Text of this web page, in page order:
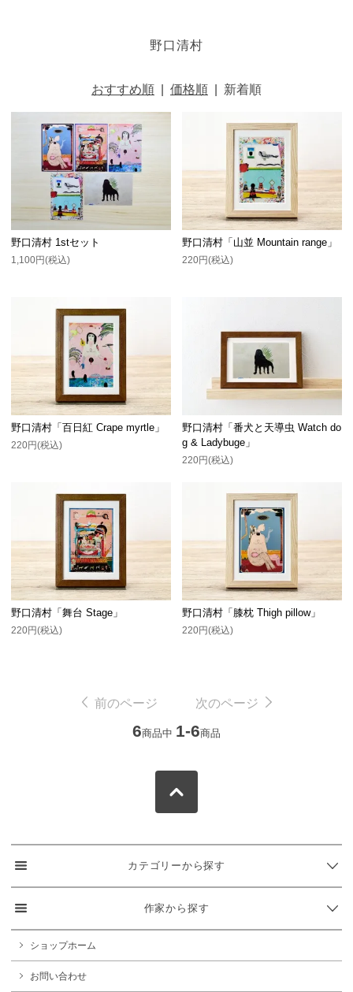
野口清村
おすすめ順 価格順 新着順
野口清村 1stセット
1,100円(税込)
野口清村「山並 Mountain range」
220円(税込)
野口清村「百日紅 Crape myrtle」
220円(税込)
野口清村「番犬と天導虫 Watch do
g & Ladybuge」
220円(税込)
野口清村「舞台 Stage」
220円(税込)
野口清村「膝枕 Thigh pillow」
220円(税込)
前のページ 次のページ
6商品中 1-6商品
カテゴリーから探す
作家から探す
ショップホーム
お問い合わせ